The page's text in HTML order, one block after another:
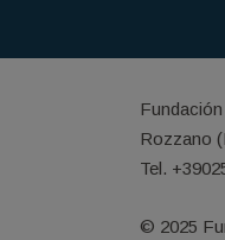
Rozzano
Tel.
© 2025